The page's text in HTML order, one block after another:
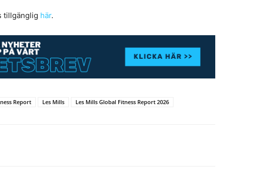
tillgänglig här.
Report Les Mills Les Mills Global Fitness Report 2026